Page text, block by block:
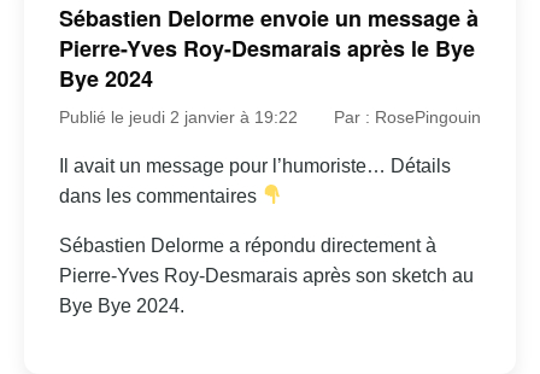
Sébastien Delorme envoie un message à
Pierre-Yves Roy-Desmarais après le Bye
Bye 2024
Publié le jeudi 2 janvier à 19:22 Par : RosePingouin
Il avait un message pour l’humoriste… Détails
dans les commentaires
Sébastien Delorme a répondu directement à
Pierre-Yves Roy-Desmarais après son sketch au
Bye Bye 2024.